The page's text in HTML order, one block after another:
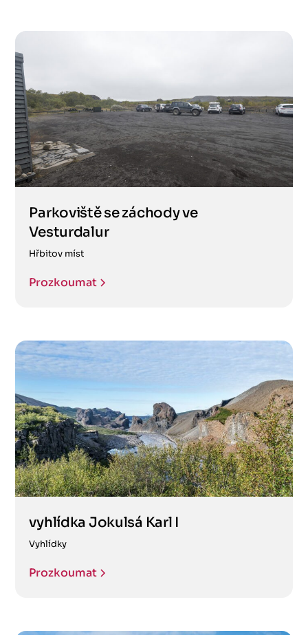
Parkoviště se záchody ve
Vesturdalur
Hřbitov míst
Prozkoumat
vyhlídka Jokulsá Karl I
Vyhlídky
Prozkoumat